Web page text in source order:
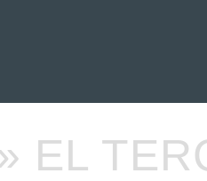
EL